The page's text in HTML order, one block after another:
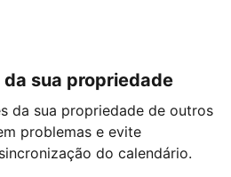
sua propriedade
da sua propriedade de outros
problemas e evite
do calendário.